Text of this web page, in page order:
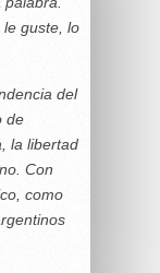
guste, lo
del
de
la libertad
Con
como